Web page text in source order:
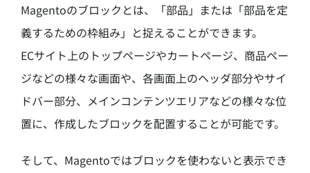
Magentoのブロックとは、「部品」または「部品を定
義するための枠組み」と捉えることができます。
ECサイト上のトップページやカートページ、商品ペー
ジなどの様々な画面や、各画面上のヘッダ部分やサイ
ドバー部分、メインコンテンツエリアなどの様々な位
置に、作成したブロックを配置することが可能です。
そして、Magentoではブロックを使わないと表示でき